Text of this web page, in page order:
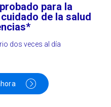
para la
de la salud
dos veces al día